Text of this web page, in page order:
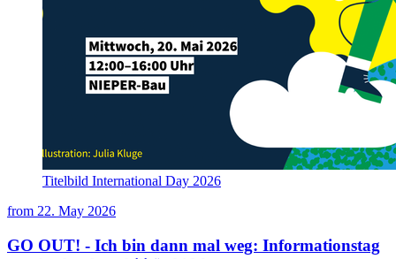
Titelbild International Day 2026
from 22. May 2026
GO OUT! - Ich bin dann mal weg: Informationstag